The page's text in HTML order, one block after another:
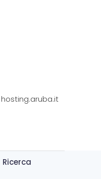
Ricerca